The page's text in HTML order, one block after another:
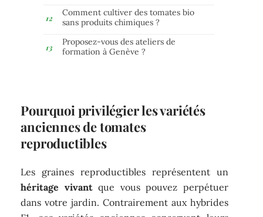
Comment cultiver des tomates bio
sans produits chimiques ?
Proposez-vous des ateliers de
formation à Genève ?
Pourquoi privilégier les variétés
anciennes de tomates
reproductibles
Les graines reproductibles représentent un
héritage vivantque vous pouvez perpétuer
dans votre jardin. Contrairement aux hybrides